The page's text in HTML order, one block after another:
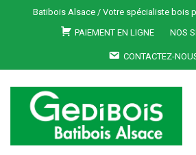
Batibois Alsace / Votre spécialiste bois
PAIEMENT EN LIGNE
NOS
CONTACTEZ-